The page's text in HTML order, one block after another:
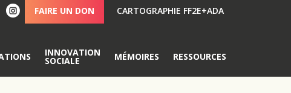
FAIRE UN DON CARTOGRAPHIE FF2E+ADA
INNOVATION
SOCIALE MÉMOIRES RESSOURCES